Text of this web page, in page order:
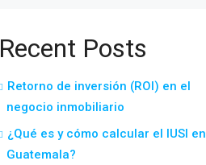
Recent Posts
Retorno de inversión (ROI) en el
negocio inmobiliario
¿Qué es y cómo calcular el IUSI en
Guatemala?